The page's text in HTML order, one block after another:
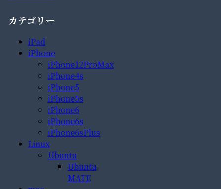
カテゴリー
iPad
iPhone
iPhone12ProMax
iPhone4s
iPhone5
iPhone5s
iPhone6
iPhone6s
iPhone6sPlus
Linux
Ubuntu
Ubuntu
MATE